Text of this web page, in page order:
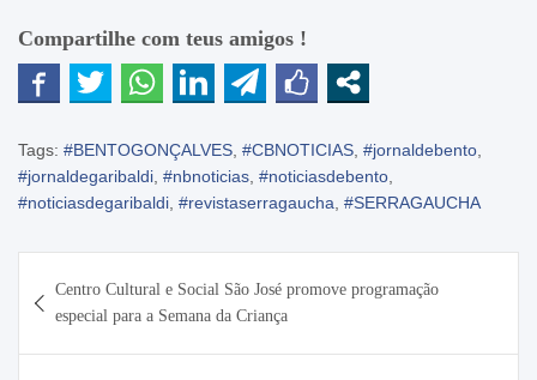
Compartilhe com teus amigos !
Tags: #BENTOGONÇALVES #CBNOTICIAS #jornaldebento
#jornaldegaribaldi #nbnoticias #noticiasdebento
#noticiasdegaribaldi #revistaserragaucha #SERRAGAUCHA
de
Post
Centro Cultural e Social São José promove programação
especial para a Semana da Criança